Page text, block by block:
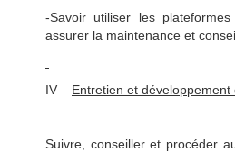
-Savoir utiliser les
assurer la maintenance et
IV – Entretien et
Suivre, conseiller et procéder